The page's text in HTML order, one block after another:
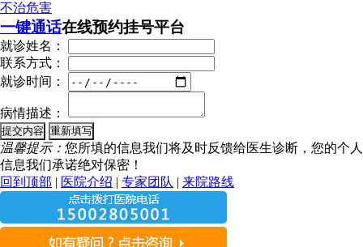
不治危害
一键通话在线预约挂号平台
就诊姓名：
联系方式：
就诊时间：
病情描述：
温馨提示： 您所填的信息我们将及时反馈给医生诊断，您的个人
信息我们承诺绝对保密！
回到顶部 | 医院介绍 | 专家团队 | 来院路线